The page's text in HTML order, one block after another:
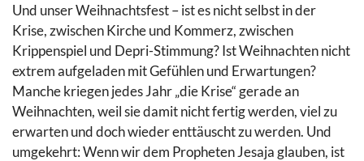
Und unser Weihnachtsfest – ist es nicht selbst in der
Krise, zwischen Kirche und Kommerz, zwischen
Krippenspiel und Depri-Stimmung? Ist Weihnachten nicht
extrem aufgeladen mit Gefühlen und Erwartungen?
Manche kriegen jedes Jahr „die Krise“ gerade an
Weihnachten, weil sie damit nicht fertig werden, viel zu
erwarten und doch wieder enttäuscht zu werden. Und
umgekehrt: Wenn wir dem Propheten Jesaja glauben, ist